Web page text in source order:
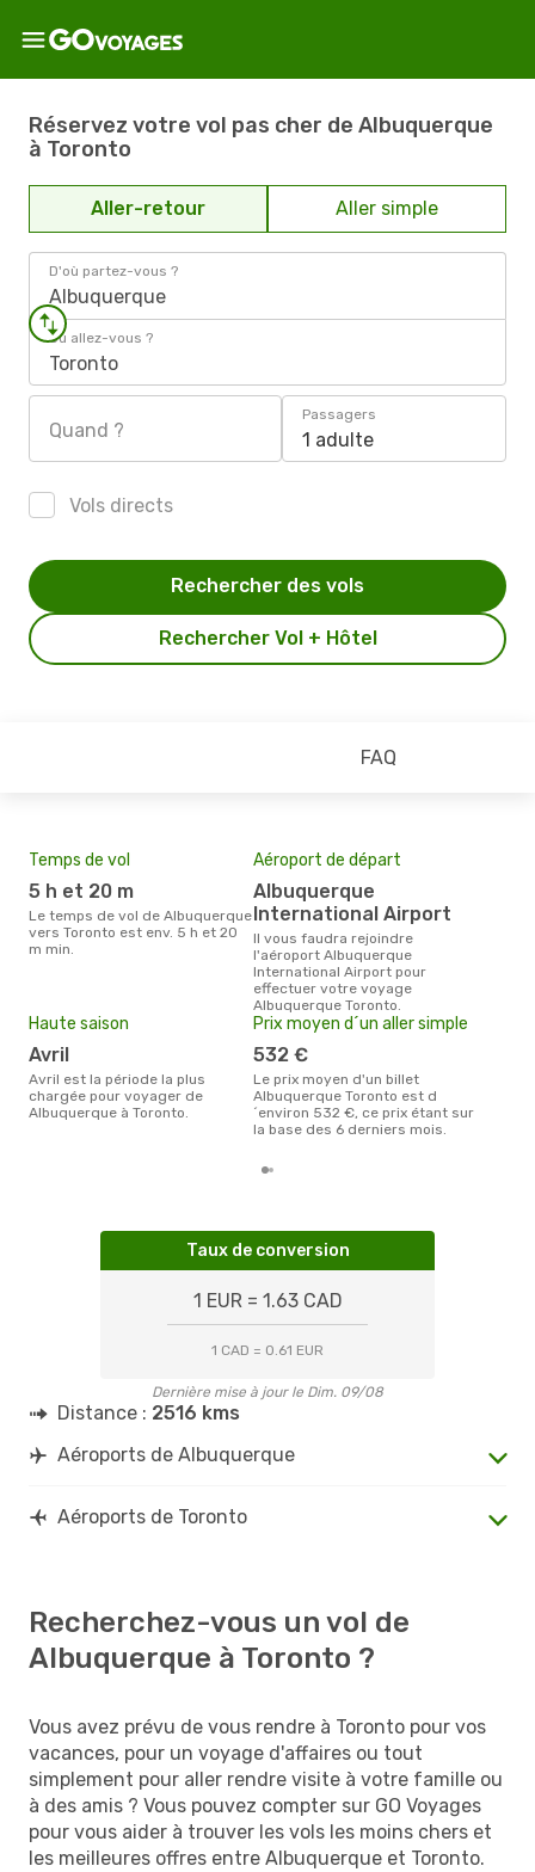
Réservez votre vol pas cher de Albuquerque
à Toronto
Aller-retour Aller simple
D'où partez-vous ?
Albuquerque
Où allez-vous ?
Toronto
Quand ?
Passagers
1 adulte
Vols directs
Rechercher Vol + Hôtel
Rechercher des vols
FAQ
Temps de vol
5 h et 20 m
Le temps de vol de Albuquerque
vers Toronto est env. 5 h et 20
m min.
Aéroport de départ
Albuquerque
International Airport
Il vous faudra rejoindre
l'aéroport Albuquerque
International Airport pour
effectuer votre voyage
Albuquerque Toronto.
Haute saison
avril
avril est la période la plus
chargée pour voyager de
Albuquerque à Toronto.
Prix moyen d´un aller simple
532 €
Le prix moyen d'un billet
Albuquerque Toronto est d
´environ 532 €, ce prix étant sur
la base des 6 derniers mois.
Taux de conversion
1 EUR = 1.63 CAD
1 CAD = 0.61 EUR
Dernière mise à jour le Dim. 09/08
Distance : 2516 kms
Aéroports de Albuquerque
Aéroports de Toronto
Recherchez-vous un vol de
Albuquerque à Toronto ?
Vous avez prévu de vous rendre à Toronto pour vos
vacances, pour un voyage d'affaires ou tout
simplement pour aller rendre visite à votre famille ou
à des amis ? Vous pouvez compter sur GO Voyages
pour vous aider à trouver les vols les moins chers et
les meilleures offres entre Albuquerque et Toronto.